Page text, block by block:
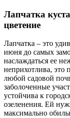
Лапчатка
цветение
Лапчатка – это
июня до самых
наслаждаться ее
неприхотлива, это
любой садовой
заболоченные
устойчива к
озеленения. Ей
максимально